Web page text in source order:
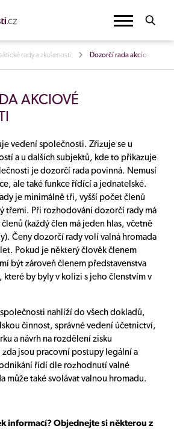
rady a zkušenosti Dozorčí rada akciové
AKCIOVÉ
vedení společnosti. Zřizuje se u
a u dalších subjektů, kde to přikazuje
je dozorčí rada povinná. Nemusí
ale také funkce řídící a jednatelské.
je minimálně tři, vyšší počet členů
třemi. Při rozhodování dozorčí rady má
(každý člen má jeden hlas, včetně
Čeny dozorčí rady volí valná hromada
Pokud je některý člověk členem
být zároveň členem představenstva
které by byly v kolizi s jeho členstvím v
nahlíží do všech dokladů,
činnost, správné vedení účetnictví,
a návrh na rozdělení zisku
jsou pracovní postupy legální a
řídí dle rozhodnutí valné
může také svolávat valnou hromadu.
informací? Objednejte si některou z